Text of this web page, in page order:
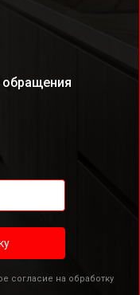
обращения
согласие на обработку